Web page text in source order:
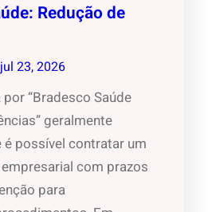
Redução de
jul 23, 2026
“Bradesco Saúde
geralmente
é possível contratar um
com prazos
para